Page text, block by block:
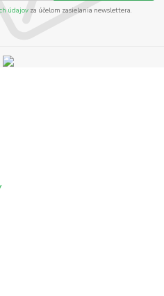
údajov za účelom zasielania newslettera.